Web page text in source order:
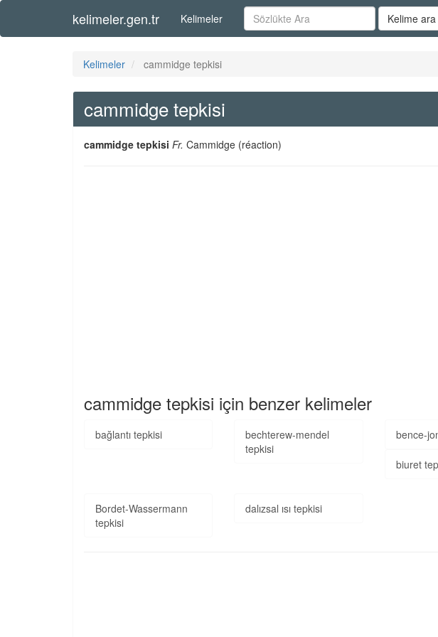
kelimeler.gen.tr Kelimeler Kelime ara
Kelimeler cammidge tepkisi
cammidge tepkisi
cammidge tepkisi Fr. Cammidge (réaction)
cammidge tepkisi için benzer kelimeler
bağlantı tepkisi
bechterew-mendel
tepkisi
bence-
biuret
Bordet-Wassermann
tepkisi
dalızsal ısı tepkisi